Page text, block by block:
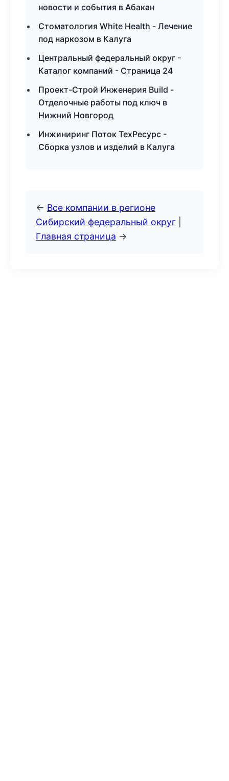
новости и события в Абакан
Стоматология White Health - Лечение
под наркозом в Калуга
Центральный федеральный округ -
Каталог компаний - Страница 24
Проект-Строй Инженерия Build -
Отделочные работы под ключ в
Нижний Новгород
Инжиниринг Поток ТехРесурс -
Сборка узлов и изделий в Калуга
← Все компании в регионе
Сибирский федеральный округ
Главная страница →